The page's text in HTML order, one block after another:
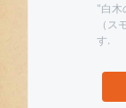
"白木
（
す.